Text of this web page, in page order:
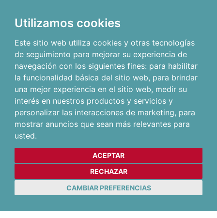
Utilizamos cookies
Este sitio web utiliza cookies y otras tecnologías
de seguimiento para mejorar su experiencia de
navegación con los siguientes fines: para habilitar
la funcionalidad básica del sitio web, para brindar
una mejor experiencia en el sitio web, medir su
interés en nuestros productos y servicios y
personalizar las interacciones de marketing, para
mostrar anuncios que sean más relevantes para
usted.
ACEPTAR
RECHAZAR
CAMBIAR PREFERENCIAS